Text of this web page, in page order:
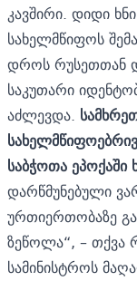
კავშირი. დიდი
სახელმწიფოს
დროს რუსეთთან
საკუთარი
აძლევდა.
საბჭოთა
დარწმუნებული
ურთიერთობაზე
ზეწოლა“, – თქვა
სამინისტროს